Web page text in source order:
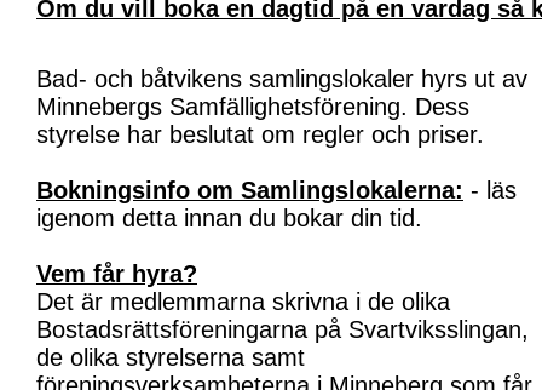
Om du vill boka en dagtid på en vardag så
Bad- och båtvikens samlingslokaler hyrs ut av
Minnebergs Samfällighetsförening. Dess
styrelse har beslutat om regler och priser.
Bokningsinfo om Samlingslokalerna: - läs
igenom detta innan du bokar din tid.
Vem får hyra?
Det är medlemmarna skrivna i de olika
Bostadsrättsföreningarna på Svartviksslingan,
de olika styrelserna samt